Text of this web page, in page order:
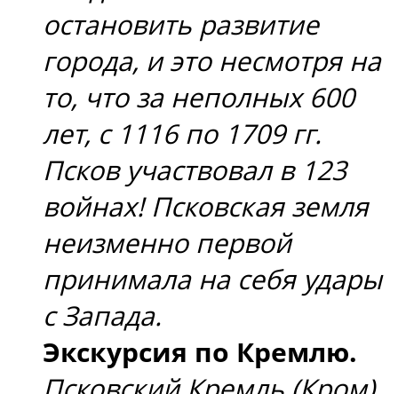
остановить развитие
города, и это несмотря на
то, что за неполных 600
лет, с 1116 по 1709 гг.
Псков участвовал в 123
войнах! Псковская земля
неизменно первой
принимала на себя удары
с Запада.
Экскурсия по Кремлю.